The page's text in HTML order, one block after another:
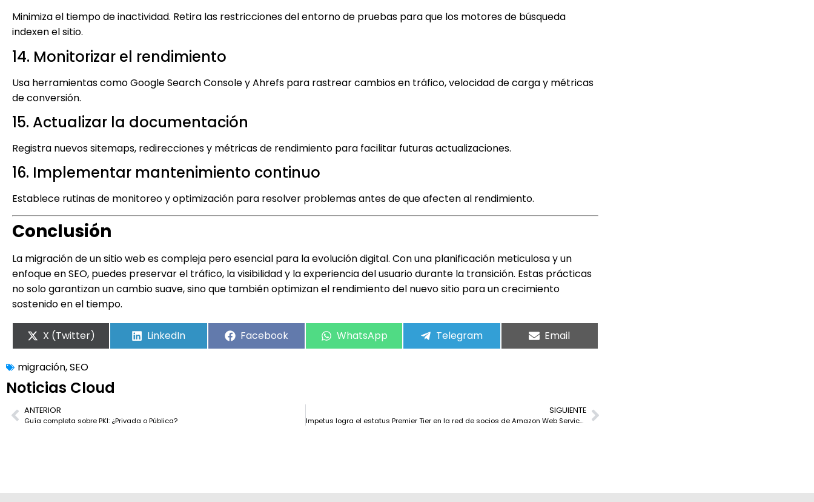
Minimiza el tiempo de inactividad. Retira las restricciones del entorno de pruebas para que los motores de búsqueda
indexen el sitio.
14. Monitorizar el rendimiento
Usa herramientas como Google Search Console y Ahrefs para rastrear cambios en tráfico, velocidad de carga y métricas
de conversión.
15. Actualizar la documentación
Registra nuevos sitemaps, redirecciones y métricas de rendimiento para facilitar futuras actualizaciones.
16. Implementar mantenimiento continuo
Establece rutinas de monitoreo y optimización para resolver problemas antes de que afecten al rendimiento.
Conclusión
La migración de un sitio web es compleja pero esencial para la evolución digital. Con una planificación meticulosa y un
enfoque en SEO, puedes preservar el tráfico, la visibilidad y la experiencia del usuario durante la transición. Estas prácticas
no solo garantizan un cambio suave, sino que también optimizan el rendimiento del nuevo sitio para un crecimiento
sostenido en el tiempo.
X (Twitter) LinkedIn Facebook WhatsApp Telegram Email
migración,SEO
Noticias Cloud
ANTERIOR
Guía completa sobre PKI: ¿Privada o Pública?
SIGUIENTE
Impetus logra el estatus Premier Tier en la red de socios de Amazon Web Services